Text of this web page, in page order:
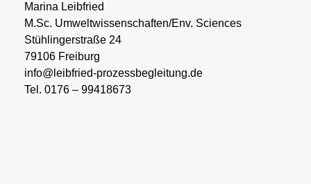
Marina Leibfried
M.Sc. Umweltwissenschaften/Env. Sciences
Stühlingerstraße 24
79106 Freiburg
info@leibfried-prozessbegleitung.de
Tel. 0176 – 99418673